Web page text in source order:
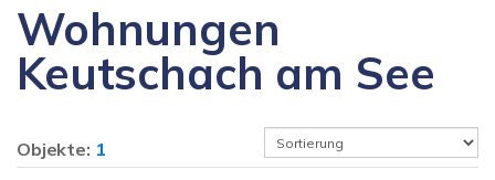
Wohnungen
Keutschach am See
Objekte: 1